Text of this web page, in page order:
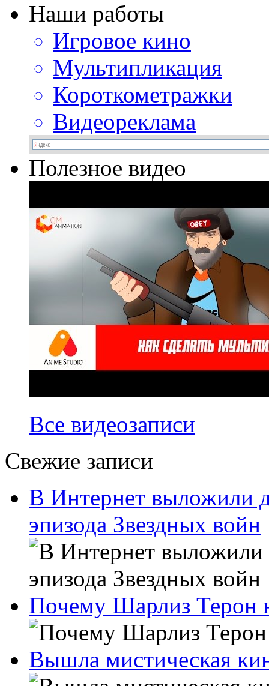
Наши работы
Игровое кино
Мультипликация
Короткометражки
Видеореклама
Полезное видео
Все видеозаписи
Свежие записи
В Интернет выложили
эпизода Звездных войн
Почему Шарлиз Терон
Вышла мистическая